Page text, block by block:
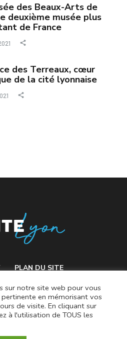
des Beaux-Arts de
deuxième musée plus
de France
des Terreaux, cœur
de la cité lyonnaise
PLAN DU SITE
sur notre site web pour vous
en mémorisant vos
de visite. En cliquant sur
à l'utilisation de TOUS les